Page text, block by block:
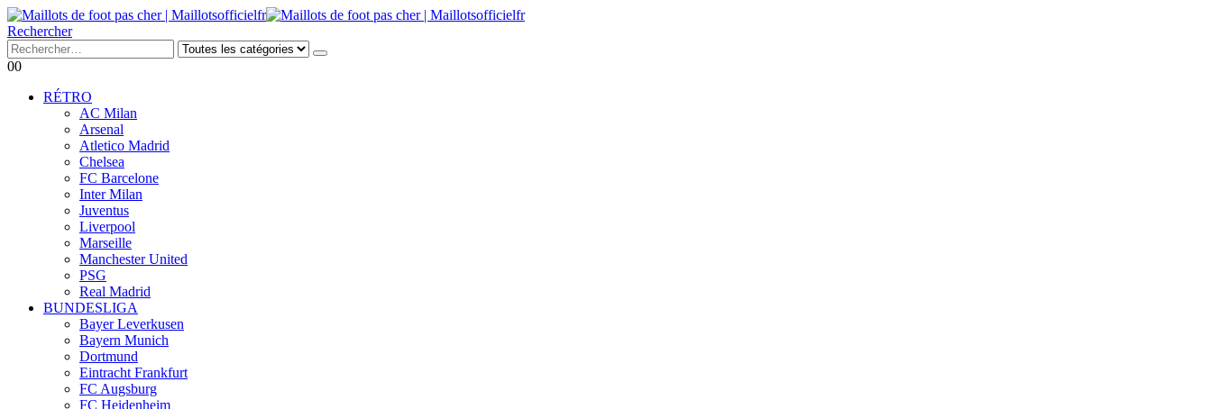
Rechercher
00
RÉTRO
AC Milan
Arsenal
Atletico Madrid
Chelsea
FC Barcelone
Inter Milan
Juventus
Liverpool
Marseille
Manchester United
PSG
Real Madrid
BUNDESLIGA
Bayer Leverkusen
Bayern Munich
Dortmund
Eintracht Frankfurt
FC Augsburg
FC Heidenheim